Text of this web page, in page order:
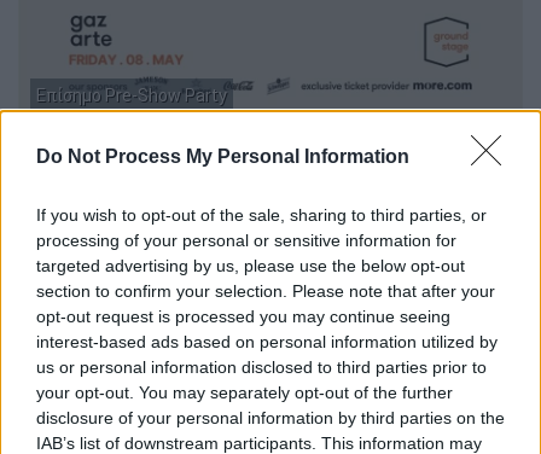
Do Not Process My Personal Information
If you wish to opt-out of the sale, sharing to third parties, or
processing of your personal or sensitive information for
targeted advertising by us, please use the below opt-out
section to confirm your selection. Please note that after your
opt-out request is processed you may continue seeing
interest-based ads based on personal information utilized by
us or personal information disclosed to third parties prior to
your opt-out. You may separately opt-out of the further
disclosure of your personal information by third parties on the
IAB’s list of downstream participants. This information may
Επίσημο Pre-Show Party
2. Warm up στη Νέα Φιλαδέλφεια (The Grey
Στη Λεωφόρο Δεκελείας 88, το Grey Cat Pub
ανοίγει τις πόρτες του από τις 19:00, με τα
taps να ρέουν ασταμάτητα και τα riffs να
προκαλούν το πρώτο headbanging της
εβδομάδας. Αν θέλετε να ζεσταθείτε με την
παρέα σας σε ένα αυθεντικό περιβάλλον,
ξέρετε πού.